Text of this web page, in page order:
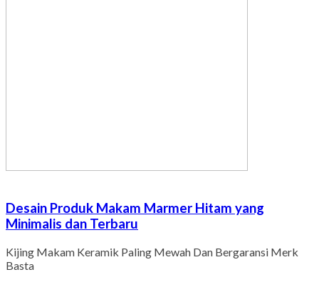
Desain Produk Makam Marmer Hitam yang
Minimalis dan Terbaru
Kijing Makam Keramik Paling Mewah Dan Bergaransi Merk
Basta